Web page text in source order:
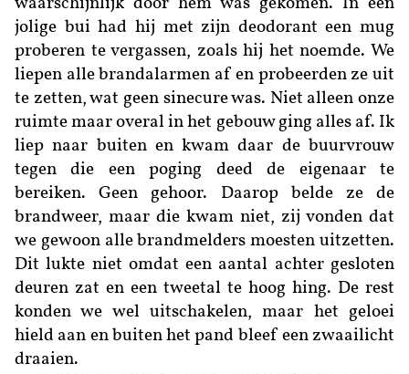
waarschijnlijk door hem was gekomen. In een
jolige bui had hij met zijn deodorant een mug
proberen te vergassen, zoals hij het noemde. We
liepen alle brandalarmen af en probeerden ze uit
te zetten, wat geen sinecure was. Niet alleen onze
ruimte maar overal in het gebouw ging alles af. Ik
liep naar buiten en kwam daar de buurvrouw
tegen die een poging deed de eigenaar te
bereiken. Geen gehoor. Daarop belde ze de
brandweer, maar die kwam niet, zij vonden dat
we gewoon alle brandmelders moesten uitzetten.
Dit lukte niet omdat een aantal achter gesloten
deuren zat en een tweetal te hoog hing. De rest
konden we wel uitschakelen, maar het geloei
hield aan en buiten het pand bleef een zwaailicht
draaien.